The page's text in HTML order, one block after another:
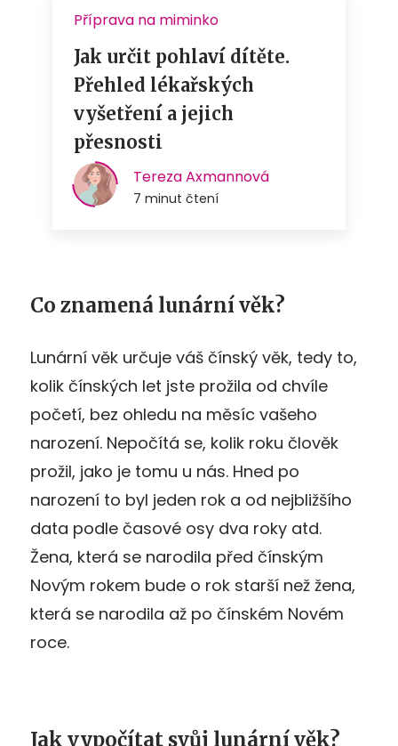
Co znamená lunární věk?
Lunární věk určuje váš čínský věk, tedy to,
kolik čínských let jste prožila od chvíle
početí, bez ohledu na měsíc vašeho
narození. Nepočítá se, kolik roku člověk
prožil, jako je tomu u nás. Hned po
narození to byl jeden rok a od nejbližšího
data podle časové osy dva roky atd.
Žena, která se narodila před čínským
Novým rokem bude o rok starší než žena,
která se narodila až po čínském Novém
roce.
Jak vypočítat svůj lunární věk?